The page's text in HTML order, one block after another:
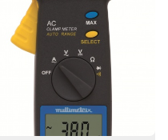
6063 ساخت کمپانی
رنج اندازه گیری وات تا 520.0 وات
رنج اندازه گیری ولتاژ AC تا 260 ولت